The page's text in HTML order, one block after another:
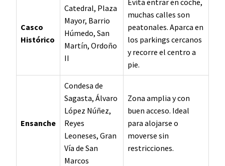
Casco
Histórico
Catedral, Plaza
Mayor, Barrio
Húmedo, San
Martín, Ordoño
II
muchas calles son
peatonales. Aparca en
los parkings cercanos
y recorre el centro a
pie.
Ensanche
Condesa de
Sagasta, Álvaro
López Núñez,
Reyes
Leoneses, Gran
Vía de San
Marcos
Zona amplia y con
buen acceso. Ideal
para alojarse o
moverse sin
restricciones.